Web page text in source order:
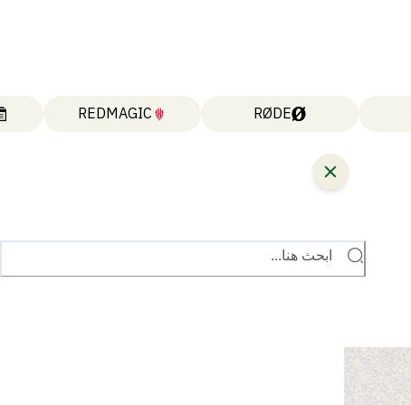
RØDE
REDMAGIC
ابحث هنا...